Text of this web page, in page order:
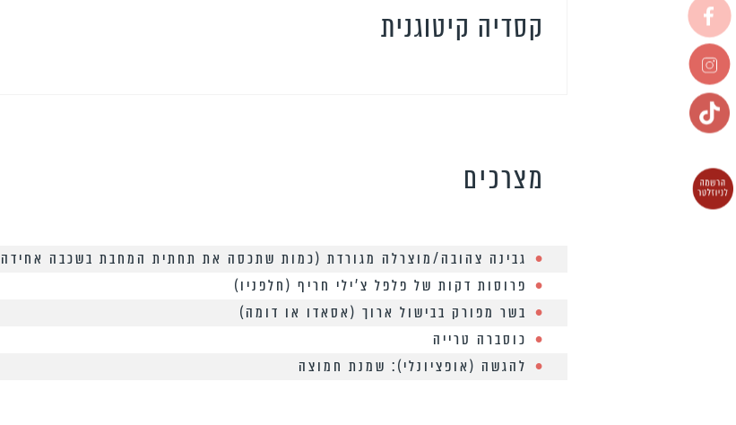
קסדיה קיטוגנית
מצרכים
גבינה צהובה/מוצרלה מגורדת (כמות שתכסה את תחתית המחבת בשכבה אחידה
פרוסות דקות של פלפל צ’ילי חריף (חלפניו)
בשר מפורק בבישול ארוך (אסאדו או דומה)
כוסברה טרייה
להגשה (אופציונלי): שמנת חמוצה